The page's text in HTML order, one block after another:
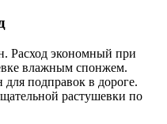
Расход экономный при
влажным спонжем.
подправок в дороге.
растушевки по